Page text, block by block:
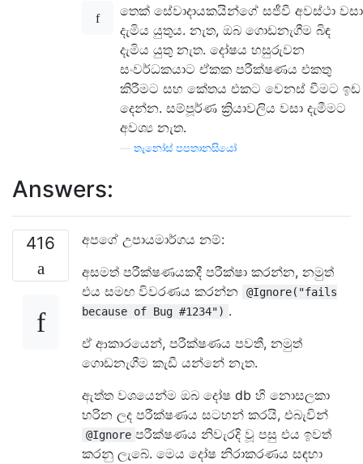
තෙක් සේවාදායකයින්ගේ සජීවී අවස්ථා වසා
දැමිය යුතුය. නැත, ඔබ ගොඩනැගීම බිඳ
දැමිය යුතු නැත. දෝෂය හසුරුවන
සංවර්ධකයාට ඒකක පරීක්ෂණය එකතු
කිරීමට සහ කේතය එකට වෙනස් වීමට ඉඩ
දෙන්න. සම්පූර්ණ ක්‍රියාවලිය වසා දැමීමට
අවශ්‍ය නැත.
තැනෝස් පපතානසියෝ
Answers:
416
අපගේ උපායමාර්ගය නම්:
අසමත් පරීක්ෂණයකදී පරීක්ෂා කරන්න, නමුත්
එය සමඟ විවරණය කරන්න
@Ignore("fails
because of Bug #1234") .
ඒ ආකාරයෙන්, පරීක්ෂණය පවතී, නමුත්
ගොඩනැගීම කැඩී යන්නේ නැත.
ඇත්ත වශයෙන්ම ඔබ දෝෂ db හි නොසලකා
හරින ලද පරීක්ෂණය සටහන් කරයි, එබැවින්
@Ignore පරීක්ෂණය නිවැරදි වූ පසු එය ඉවත්
කරනු ලැබේ. මෙය දෝෂ නිරාකරණය සඳහා